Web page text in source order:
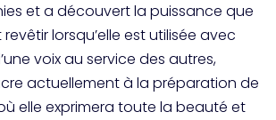
et a découvert la puissance que
lorsqu’elle est utilisée avec
voix au service des autres,
actuellement à la préparation de
elle exprimera toute la beauté et